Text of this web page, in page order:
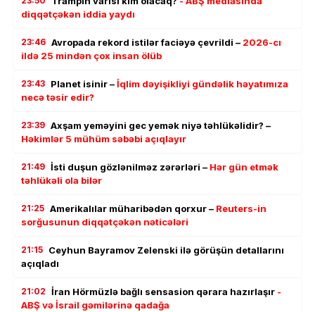
diqqətçəkən iddia yaydı
23:46 Avropada rekord istilər faciəyə çevrildi – 2026-cı
ildə 25 mindən çox insan ölüb
23:43 Planet isinir –İqlim dəyişikliyi gündəlik həyatımıza
necə təsir edir?
23:39 Axşam yeməyini gec yemək niyə təhlükəlidir? –
Həkimlər 5 mühüm səbəbi açıqlayır
21:49 İsti duşun gözlənilməz zərərləri – Hər gün etmək
təhlükəli ola bilər
21:25 Amerikalılar müharibədən qorxur – Reuters-in
sorğusunun diqqətçəkən nəticələri
21:15 Ceyhun Bayramov Zelenski ilə görüşün detallarını
açıqladı
21:02 İran Hörmüzlə bağlı sensasion qərara hazırlaşır -
ABŞ və İsrail gəmilərinə qadağa